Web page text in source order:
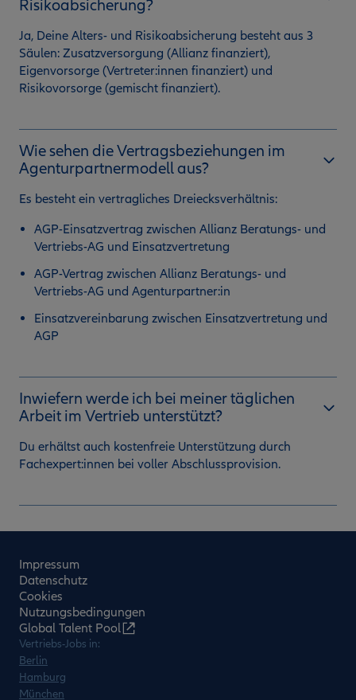
Risikoabsicherung?
Ja, Deine Alters- und Risikoabsicherung besteht aus 3
Säulen: Zusatzversorgung (Allianz finanziert),
Eigenvorsorge (Vertreter:innen finanziert) und
Risikovorsorge (gemischt finanziert).
Wie sehen die Vertragsbeziehungen im
Agenturpartnermodell aus?
Es besteht ein vertragliches Dreiecksverhältnis:
AGP-Einsatzvertrag zwischen Allianz Beratungs- und
Vertriebs-AG und Einsatzvertretung
AGP-Vertrag zwischen Allianz Beratungs- und
Vertriebs-AG und Agenturpartner:in
Einsatzvereinbarung zwischen Einsatzvertretung und
AGP
Inwiefern werde ich bei meiner täglichen
Arbeit im Vertrieb unterstützt?
Du erhältst auch kostenfreie Unterstützung durch
Fachexpert:innen bei voller Abschlussprovision.
Impressum
Datenschutz
Cookies
Nutzungsbedingungen
Global Talent Pool
Vertriebs-Jobs in:
Berlin
Hamburg
München